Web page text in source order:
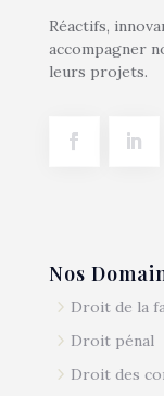
Réactifs,
accompagner
leurs projets.
Nos
5 Droit de la
5 Droit pénal
5 Droit des